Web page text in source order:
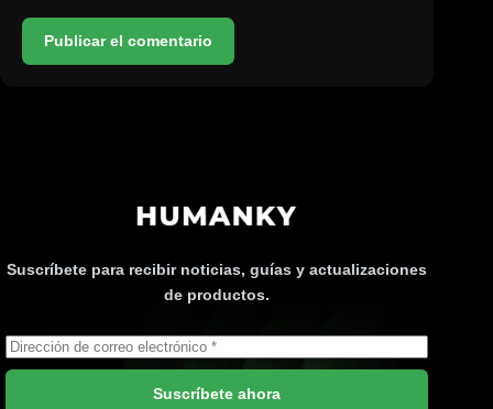
Publicar el comentario
Suscríbete para recibir noticias, guías y actualizaciones
de productos.
Suscríbete ahora